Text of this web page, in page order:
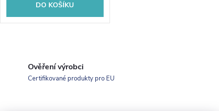
DO KOŠÍKU
Ověření výrobci
Certifikované produkty pro EU